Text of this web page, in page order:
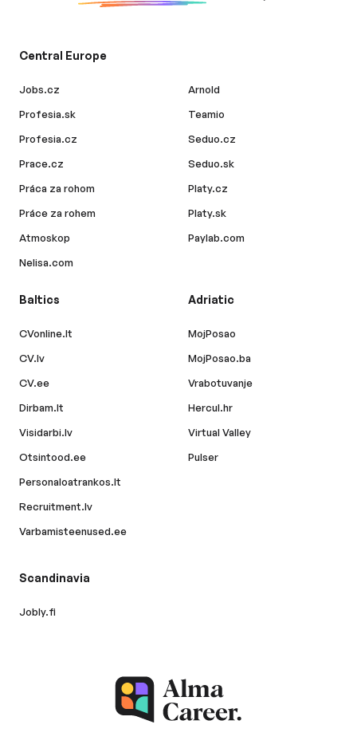
Central Europe
Jobs.cz
Profesia.sk
Profesia.cz
Prace.cz
Práca za rohom
Práce za rohem
Atmoskop
Nelisa.com
Arnold
Teamio
Seduo.cz
Seduo.sk
Platy.cz
Platy.sk
Paylab.com
Baltics
CVonline.lt
CV.lv
CV.ee
Dirbam.lt
Visidarbi.lv
Otsintood.ee
Personaloatrankos.lt
Recruitment.lv
Varbamisteenused.ee
Adriatic
MojPosao
MojPosao.ba
Vrabotuvanje
Hercul.hr
Virtual Valley
Pulser
Scandinavia
Jobly.fi